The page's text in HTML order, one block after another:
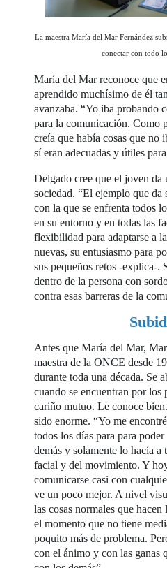
La maestra María del Mar Fernández
conectar con todo
María del Mar reconoce que
aprendido muchísimo de él
avanzaba. “Yo iba probando
para la comunicación. Como
creía que había cosas que no
sí eran adecuadas y útiles
Delgado cree que el joven da
sociedad. “El ejemplo que da
con la que se enfrenta todos
en su entorno y en todas las
flexibilidad para adaptarse a
nuevas, su entusiasmo para
sus pequeños retos -explica-.
dentro de la persona con
contra esas barreras de la
Antes que María del Mar,
maestra de la ONCE desde
durante toda una década. Se
cuando se encuentran por los
cariño mutuo. Le conoce
sido enorme. “Yo me
todos los días para para
demás y solamente lo hacía a
facial y del movimiento. Y
comunicarse casi con
ve un poco mejor. A nivel
las cosas normales que
el momento que no tiene
poquito más de problema.
con el ánimo y con las ganas